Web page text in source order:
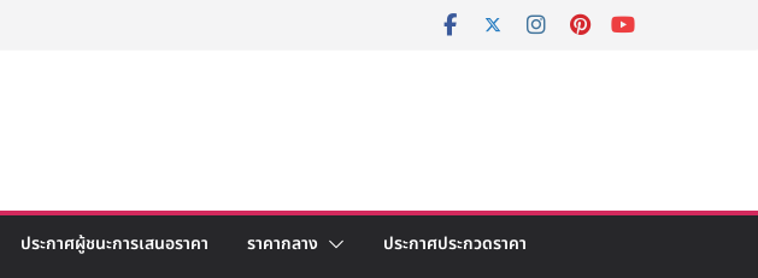
ประกาศผู้ชนะการเสนอราคา ราคากลาง ประกาศประกวดราคา